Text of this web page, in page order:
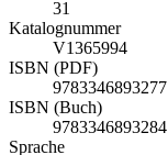
31
Katalognummer
V1365994
ISBN (PDF)
9783346893277
ISBN (Buch)
9783346893284
Sprache